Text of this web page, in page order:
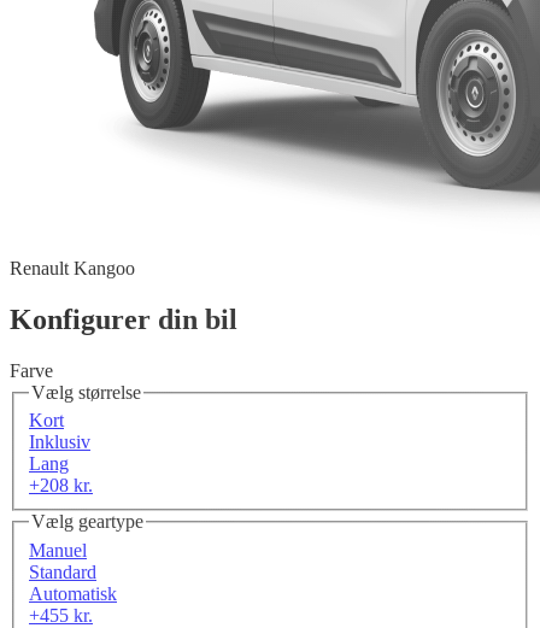
Renault Kangoo
Konfigurer din bil
Farve
Vælg størrelse
Kort
Inklusiv
Lang
+208 kr.
Vælg geartype
Manuel
Standard
Automatisk
+455 kr.